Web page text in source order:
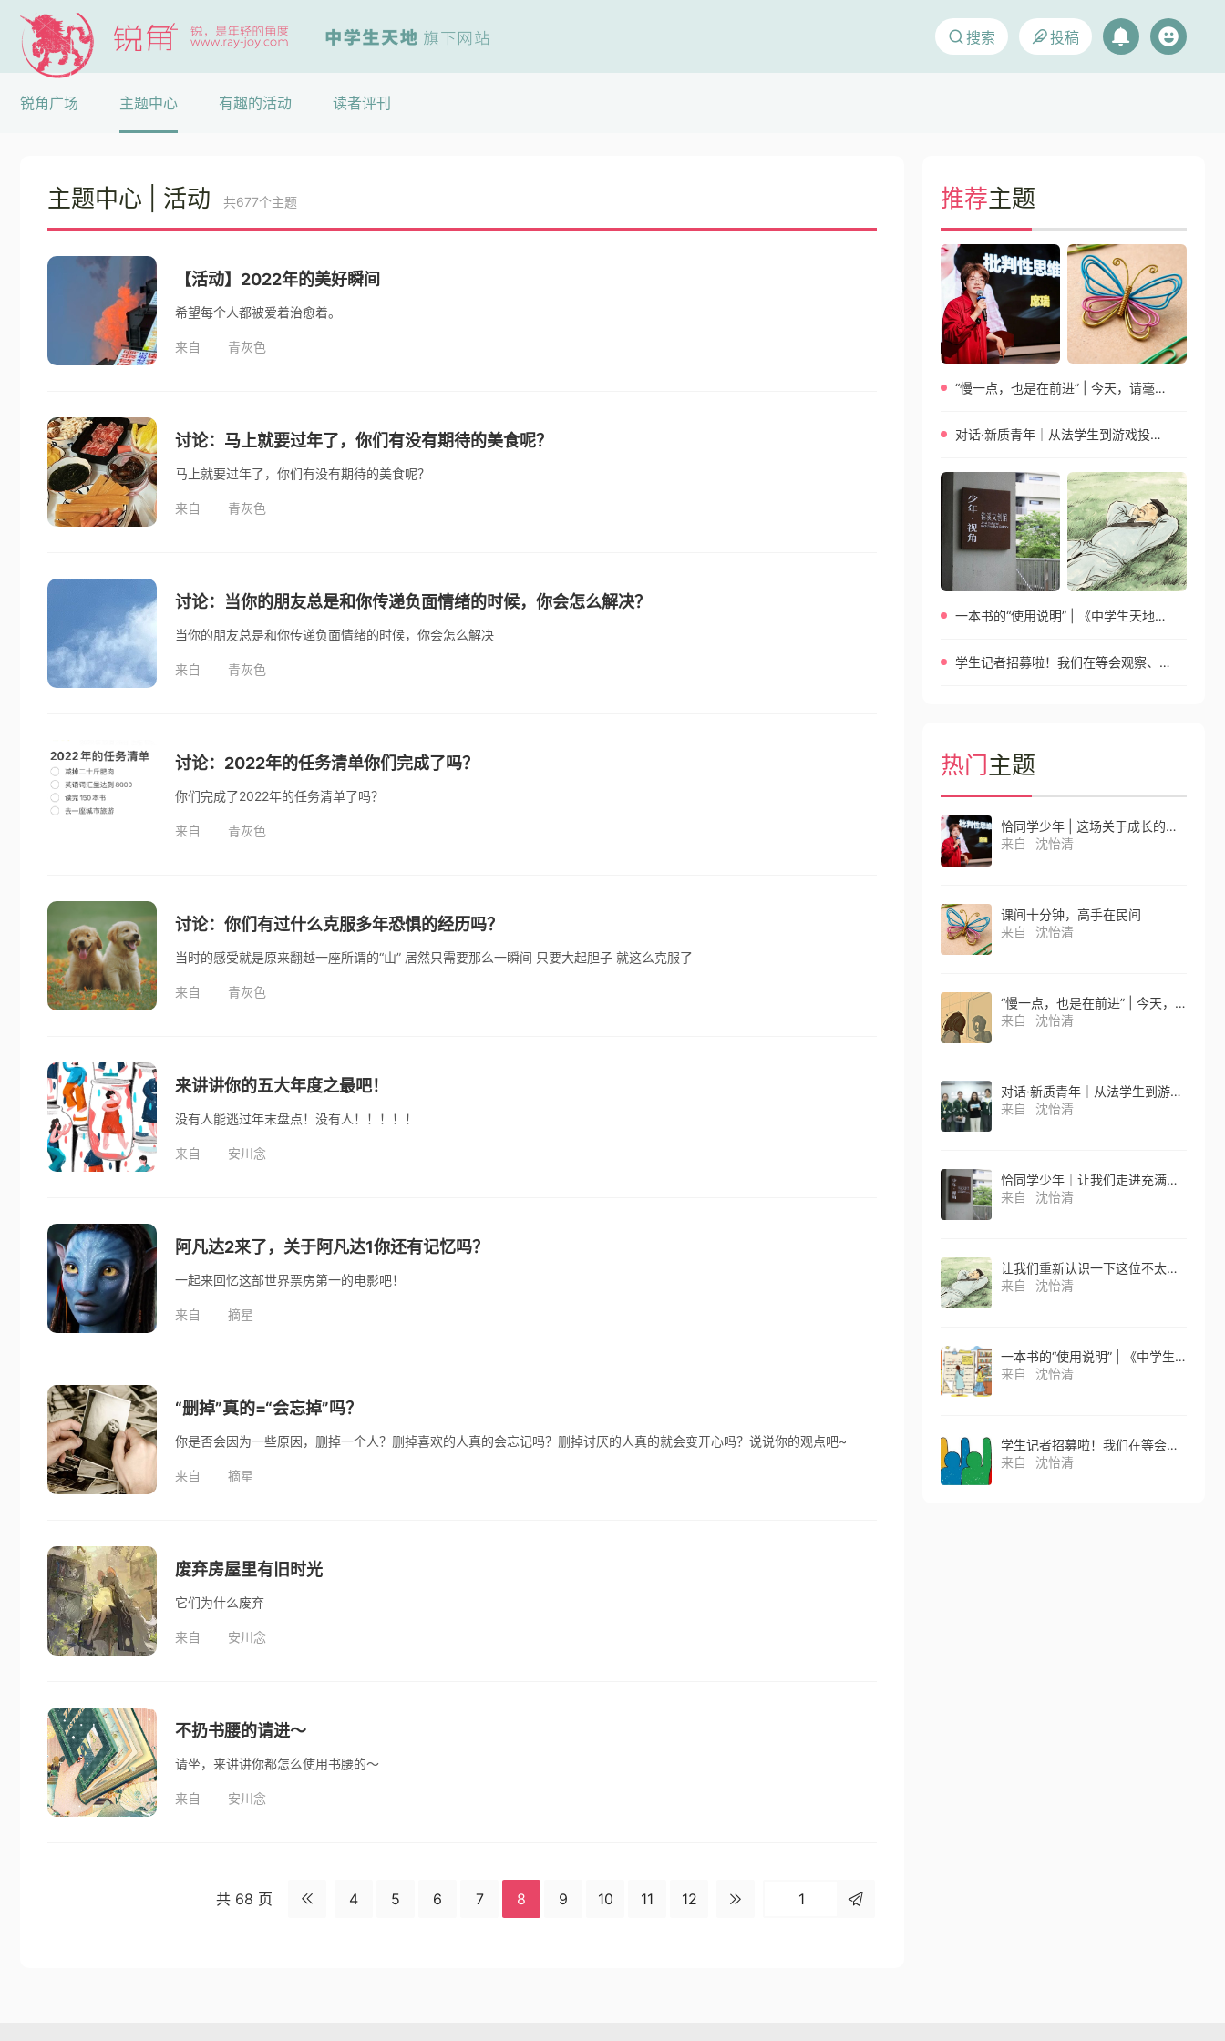
搜索 投稿
锐角广场 主题中心 有趣的活动 读者评刊
主题中心 | 活动 共677个主题
【活动】2022年的美好瞬间
希望每个人都被爱着治愈着。
来自 青灰色
讨论：马上就要过年了，你们有没有期待的美食呢？
马上就要过年了，你们有没有期待的美食呢？
来自 青灰色
讨论：当你的朋友总是和你传递负面情绪的时候，你会怎么解决？
当你的朋友总是和你传递负面情绪的时候，你会怎么解决
来自 青灰色
讨论：2022年的任务清单你们完成了吗？
你们完成了2022年的任务清单了吗？
来自 青灰色
讨论：你们有过什么克服多年恐惧的经历吗？
当时的感受就是原来翻越一座所谓的“山” 居然只需要那么一瞬间 只要大起胆子 就这么克服了
来自 青灰色
来讲讲你的五大年度之最吧！
没有人能逃过年末盘点！没有人！！！！！
来自 安川念
阿凡达2来了，关于阿凡达1你还有记忆吗？
一起来回忆这部世界票房第一的电影吧！
来自 摘星
“删掉”真的=“会忘掉”吗？
你是否会因为一些原因，删掉一个人？删掉喜欢的人真的会忘记吗？删掉讨厌的人真的就会变开心吗？说说你的观点吧~
来自 摘星
废弃房屋里有旧时光
它们为什么废弃
来自 安川念
不扔书腰的请进～
请坐，来讲讲你都怎么使用书腰的～
来自 安川念
共 68 页 4 5 6 7 8 9 10 11 12
推荐主题
“慢一点，也是在前进” | 今天，请毫无保留站在自己这一边
对话·新质青年｜从法学生到游戏投资人再到科学创业者，她的人生，没有 “标准答案”
一本书的“使用说明” | 《中学生天地》高中版2026年5月刊特别策划
学生记者招募啦！我们在等会观察、会提问的你
热门主题
恰同学少年 | 这场关于成长的校园辩论赛，中学生们有自己的独特思考
来自
沈怡清
课间十分钟，高手在民间
来自
沈怡清
“慢一点，也是在前进” | 今天，请毫无保留站在自己这一边
来自
沈怡清
对话·新质青年｜从法学生到游戏投资人再到科学创业者，她的人生，没有 “标准答案”
来自
沈怡清
恰同学少年｜让我们走进充满有趣想象的非遗文创馆！
来自
沈怡清
让我们重新认识一下这位不太听话、但活得很酷的朋友
来自
沈怡清
一本书的“使用说明” | 《中学生天地》高中版2026年5月刊特别策划
来自
沈怡清
学生记者招募啦！我们在等会观察、会提问的你
来自
沈怡清